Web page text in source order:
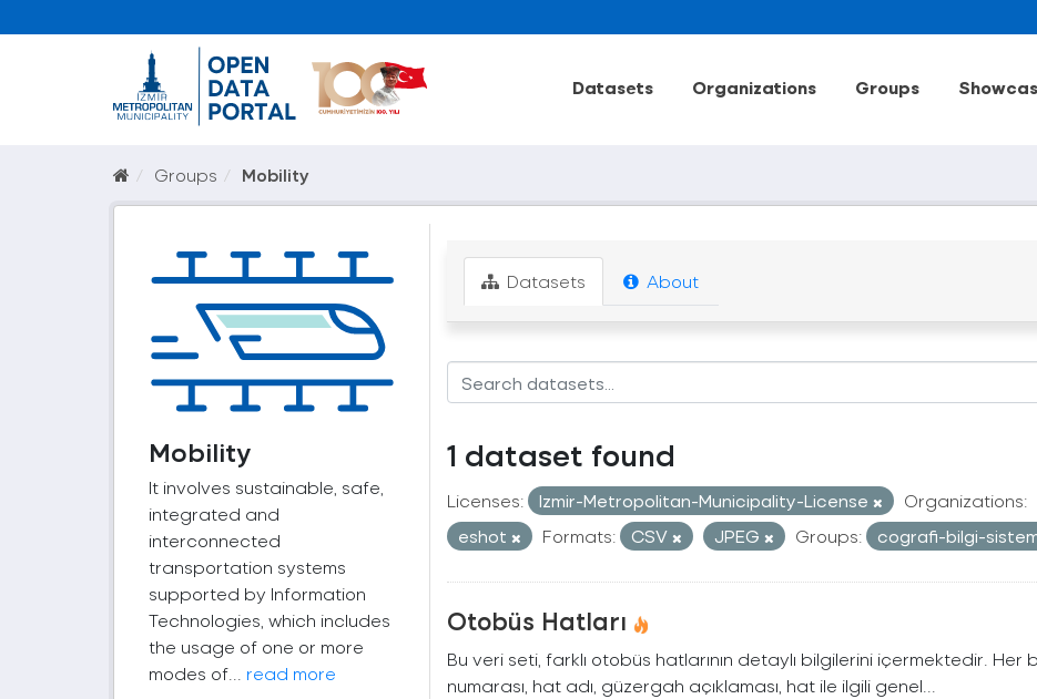
Datasets Organizations Groups
Groups Mobility
Mobility
It involves sustainable, safe,
integrated and
interconnected
transportation systems
supported by Information
Technologies, which includes
the usage of one or more
modes of... read more
Datasets About
1 dataset found
Licenses: Izmir-Metropolitan-Municipality-License
Organizations:
eshot
Formats: CSV JPEG Groups: cografi-bilgi-
Otobüs Hatları
Bu veri seti, farklı otobüs hatlarının detaylı bilgilerini içermektedir. Her
numarası, hat adı, güzergah açıklaması, hat ile ilgili genel...